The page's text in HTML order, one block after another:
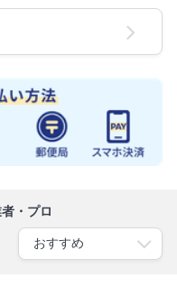
・プロ